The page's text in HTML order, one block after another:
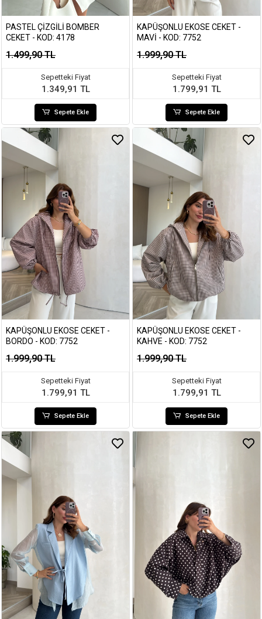
PASTEL ÇIZGILI BOMBER
CEKET - KOD: 4178
1.499,90 TL
Sepetteki Fiyat
1.349,91 TL
Sepete Ekle
KAPÜŞONLU EKOSE CEKET -
MAVI - KOD: 7752
1.999,90 TL
Sepetteki Fiyat
1.799,91 TL
Sepete Ekle
KAPÜŞONLU EKOSE CEKET -
BORDO - KOD: 7752
1.999,90 TL
Sepetteki Fiyat
1.799,91 TL
Sepete Ekle
KAPÜŞONLU EKOSE CEKET -
KAHVE - KOD: 7752
1.999,90 TL
Sepetteki Fiyat
1.799,91 TL
Sepete Ekle